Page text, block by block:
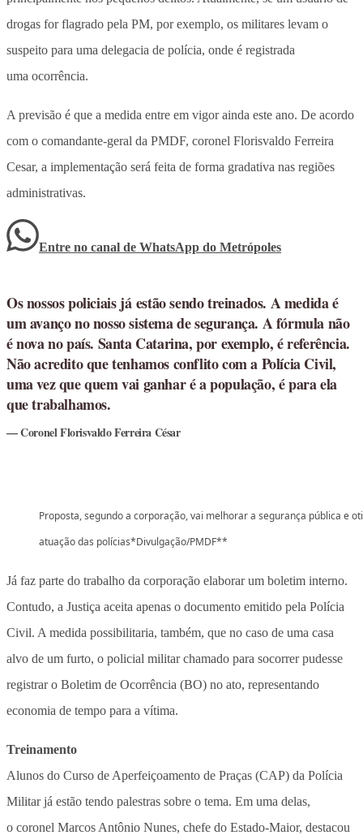
drogas for flagrado pela PM, por exemplo, os militares levam o
suspeito para uma delegacia de polícia, onde é registrada
uma ocorrência.
A previsão é que a medida entre em vigor ainda este ano. De acordo
com o comandante-geral da PMDF, coronel Florisvaldo Ferreira
Cesar, a implementação será feita de forma gradativa nas regiões
administrativas.
Entre no canal de WhatsApp do Metrópoles
Os nossos policiais já estão sendo treinados. A medida é
um avanço no nosso sistema de segurança. A fórmula não
é nova no país. Santa Catarina, por exemplo, é referência.
Não acredito que tenhamos conflito com a Polícia Civil,
uma vez que quem vai ganhar é a população, é para ela
que trabalhamos.
Coronel Florisvaldo Ferreira César
Proposta, segundo a corporação, vai melhorar a segurança pública e
atuação das polícias*Divulgação/PMDF**
Já faz parte do trabalho da corporação elaborar um boletim interno.
Contudo, a Justiça aceita apenas o documento emitido pela Polícia
Civil. A medida possibilitaria, também, que no caso de uma casa
alvo de um furto, o policial militar chamado para socorrer pudesse
registrar o Boletim de Ocorrência (BO) no ato, representando
economia de tempo para a vítima.
Treinamento
Alunos do Curso de Aperfeiçoamento de Praças (CAP) da Polícia
Militar já estão tendo palestras sobre o tema. Em uma delas,
o coronel Marcos Antônio Nunes, chefe do Estado-Maior, destacou